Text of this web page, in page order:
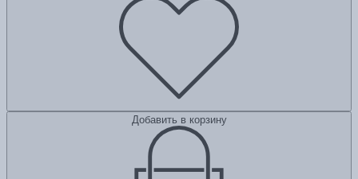
Добавить в корзину